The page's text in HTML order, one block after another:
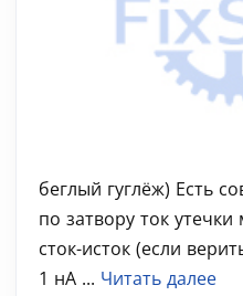
беглый гуглёж) Есть
по затвору ток
сток-исток (если
1 нА ... Читать далее